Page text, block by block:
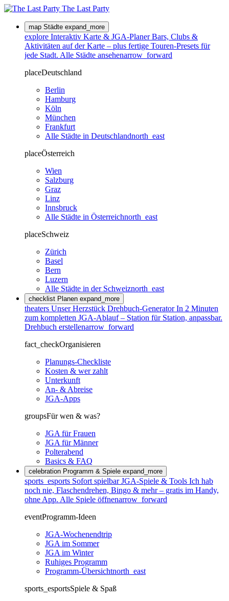
The Last Party
map Städte expand_more
explore Interaktiv Karte & JGA-Planer Bars, Clubs &
Aktivitäten auf der Karte – plus fertige Touren-Presets für
jede Stadt. Alle Städte ansehenarrow_forward
placeDeutschland
Berlin
Hamburg
Köln
München
Frankfurt
Alle Städte in Deutschlandnorth_east
placeÖsterreich
Wien
Salzburg
Graz
Linz
Innsbruck
Alle Städte in Österreichnorth_east
placeSchweiz
Zürich
Basel
Bern
Luzern
Alle Städte in der Schweiznorth_east
checklist Planen expand_more
theaters Unser Herzstück Drehbuch-Generator In 2 Minuten
zum kompletten JGA-Ablauf – Station für Station, anpassbar.
Drehbuch erstellenarrow_forward
fact_checkOrganisieren
Planungs-Checkliste
Kosten & wer zahlt
Unterkunft
An- & Abreise
JGA-Apps
groupsFür wen & was?
JGA für Frauen
JGA für Männer
Polterabend
Basics & FAQ
celebration Programm & Spiele expand_more
sports_esports Sofort spielbar JGA-Spiele & Tools Ich hab
noch nie, Flaschendrehen, Bingo & mehr – gratis im Handy,
ohne App. Alle Spiele öffnenarrow_forward
eventProgramm-Ideen
JGA-Wochenendtrip
JGA im Sommer
JGA im Winter
Ruhiges Programm
Programm-Übersichtnorth_east
sports_esportsSpiele & Spaß